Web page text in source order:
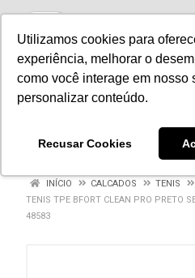
Utilizamos cookies para
experiência, melhorar o
como você interage em nosso
personalizar conteúdo.
Recusar Cookies
INÍCIO CALCADOS
TENIS
TENIS TPE BFORT CLEAN PRO PRETO
48583